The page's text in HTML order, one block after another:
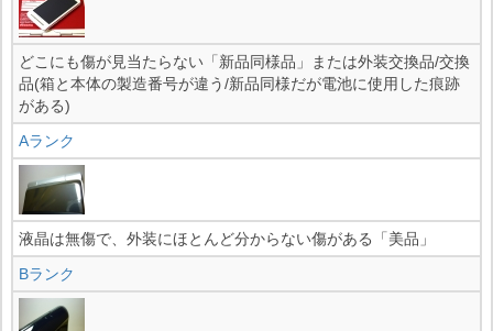
どこにも傷が見当たらない「新品同様品」または外装交換品/交換
品(箱と本体の製造番号が違う/新品同様だが電池に使用した痕跡
がある)
Aランク
液晶は無傷で、外装にほとんど分からない傷がある「美品」
Bランク